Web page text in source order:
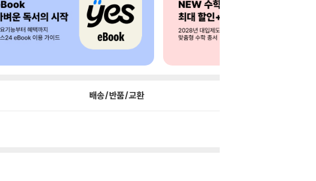
배송/반품/교환